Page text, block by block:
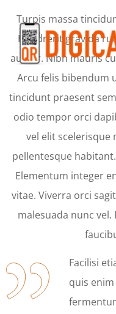
Turpis massa
Hendrerit gravida
auctor. Nibh mauris
Arcu felis bibendum
tincidunt praesent
odio tempor orci
vel elit scelerisque
pellentesque
Elementum integer
vitae. Viverra orci
malesuada nunc
Facilisi
quis